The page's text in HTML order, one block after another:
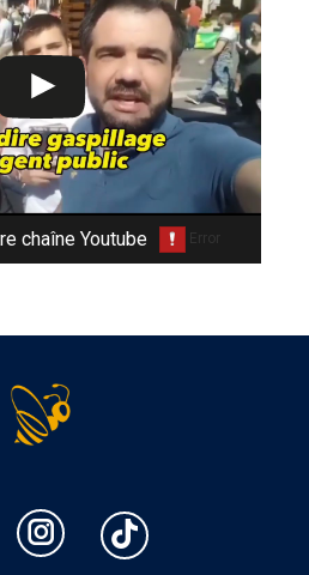
chaîne Youtube
Instagram